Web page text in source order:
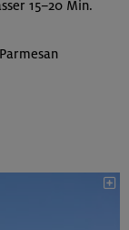
15–20 Min.